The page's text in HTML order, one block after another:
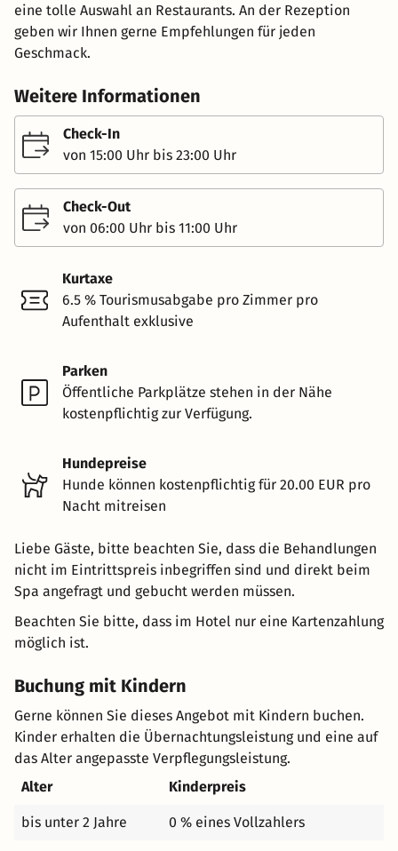
eine tolle Auswahl an Restaurants. An der Rezeption
geben wir Ihnen gerne Empfehlungen für jeden
Geschmack.
Weitere Informationen
Check-In
von 15:00 Uhr bis 23:00 Uhr
Check-Out
von 06:00 Uhr bis 11:00 Uhr
Kurtaxe
6.5 % Tourismusabgabe pro Zimmer pro
Aufenthalt exklusive
Parken
Öffentliche Parkplätze stehen in der Nähe
kostenpflichtig zur Verfügung.
Hundepreise
Hunde können kostenpflichtig für 20.00 EUR pro
Nacht mitreisen
Liebe Gäste, bitte beachten Sie, dass die Behandlungen
nicht im Eintrittspreis inbegriffen sind und direkt beim
Spa angefragt und gebucht werden müssen.
Beachten Sie bitte, dass im Hotel nur eine Kartenzahlung
möglich ist.
Buchung mit Kindern
Gerne können Sie dieses Angebot mit Kindern buchen.
Kinder erhalten die Übernachtungsleistung und eine auf
das Alter angepasste Verpflegungsleistung.
Alter
Kinderpreis
bis unter 2 Jahre 0 % eines Vollzahlers